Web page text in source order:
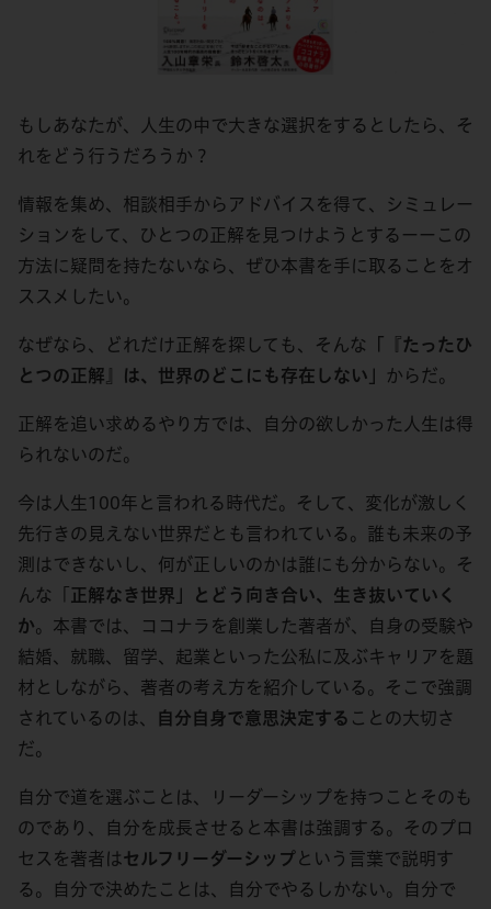
もしあなたが、人生の中で大きな選択をするとしたら、そ
れをどう行うだろうか？
情報を集め、相談相手からアドバイスを得て、シミュレー
ションをして、ひとつの正解を見つけようとするーーこの
方法に疑問を持たないなら、ぜひ本書を手に取ることをオ
ススメしたい。
なぜなら、どれだけ正解を探しても、そんな
「『たったひ
とつの正解』は、世界のどこにも存在しない」
からだ。
正解を追い求めるやり方では、自分の欲しかった人生は得
られないのだ。
今は人生100年と言われる時代だ。そして、変化が激しく
先行きの見えない世界だとも言われている。誰も未来の予
測はできないし、何が正しいのかは誰にも分からない。そ
んな「
正解なき世界」とどう向き合い、生き抜いていく
か。本書では、ココナラを創業した著者が、自身の受験や
結婚、就職、留学、起業といった公私に及ぶキャリアを題
材としながら、著者の考え方を紹介している。そこで強調
されているのは、
自分自身で意思決定する ことの大切さ
だ。
自分で道を選ぶことは、リーダーシップを持つことそのも
のであり、自分を成長させると本書は強調する。そのプロ
セスを著者はセルフリーダーシップという言葉で説明す
る。自分で決めたことは、自分でやるしかない。自分で